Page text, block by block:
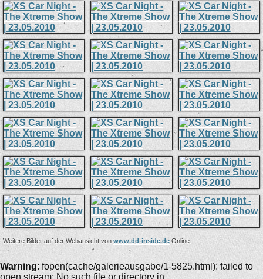
Weitere Bilder auf der Webansicht vonwww.dd-inside.de Online.
Warning: fopen(cache/galerieausgabe/1-5825.html): failed to
open stream: No such file or directory in